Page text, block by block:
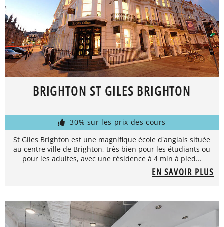
BRIGHTON ST GILES BRIGHTON
-30% sur les prix des cours
St Giles Brighton est une magnifique école d'anglais située
au centre ville de Brighton, très bien pour les étudiants ou
pour les adultes, avec une résidence à 4 min à pied...
EN SAVOIR PLUS